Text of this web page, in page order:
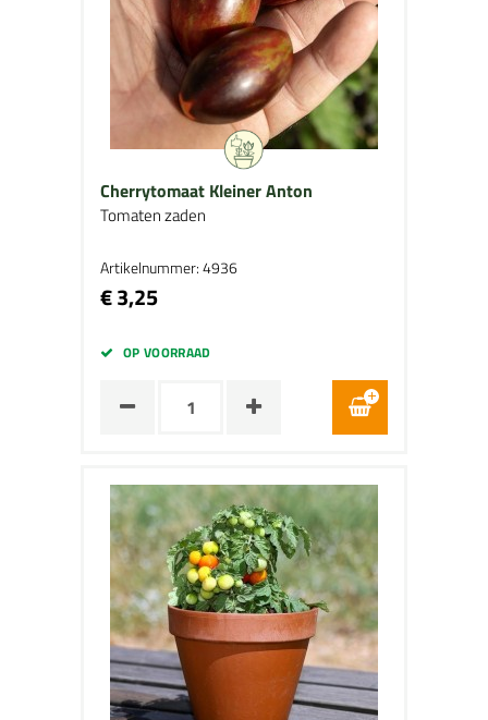
Cherrytomaat Kleiner Anton
Tomaten zaden
Artikelnummer: 4936
€ 3,25
OP VOORRAAD